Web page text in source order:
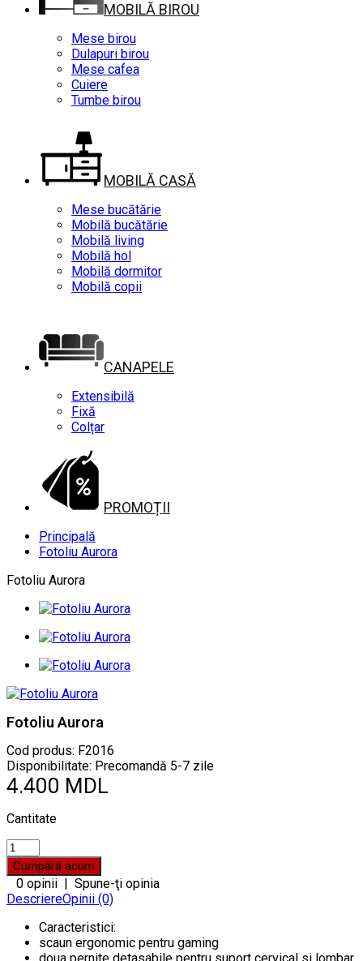
MOBILĂ BIROU
Mese birou
Dulapuri birou
Mese cafea
Cuiere
Tumbe birou
MOBILĂ CASĂ
Mese bucătărie
Mobilă bucătărie
Mobilă living
Mobilă hol
Mobilă dormitor
Mobilă copii
CANAPELE
Extensibilă
Fixă
Colțar
PROMOȚII
Principală
Fotoliu Aurora
Fotoliu Aurora
Fotoliu Aurora
Cod produs: F2016
Disponibilitate: Precomandă 5-7 zile
4.400 MDL
Cantitate
0 opinii | Spune-ţi opinia
DescriereOpinii (0)
Caracteristici:
scaun ergonomic pentru gaming